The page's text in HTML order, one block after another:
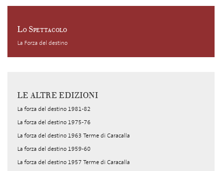
Lo Spettacolo
La Forza del destino
LE ALTRE EDIZIONI
La forza del destino 1981-82
La forza del destino 1975-76
La forza del destino 1963 Terme di Caracalla
La forza del destino 1959-60
La forza del destino 1957 Terme di Caracalla